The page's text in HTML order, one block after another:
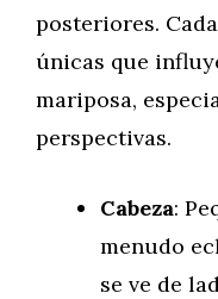
posteriores.
únicas que
mariposa,
perspectivas.
Cabeza:
menudo
se ve de